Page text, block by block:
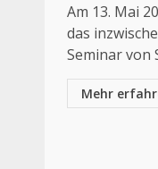
Am 13. Mai
das
Seminar von
Mehr